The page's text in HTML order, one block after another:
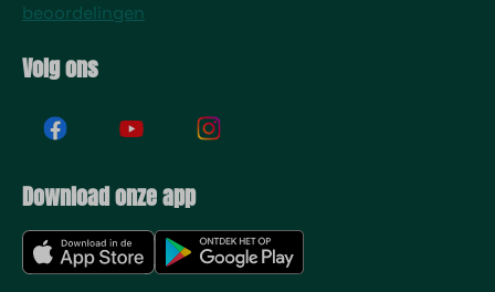
beoordelingen
Volg ons
Download onze app